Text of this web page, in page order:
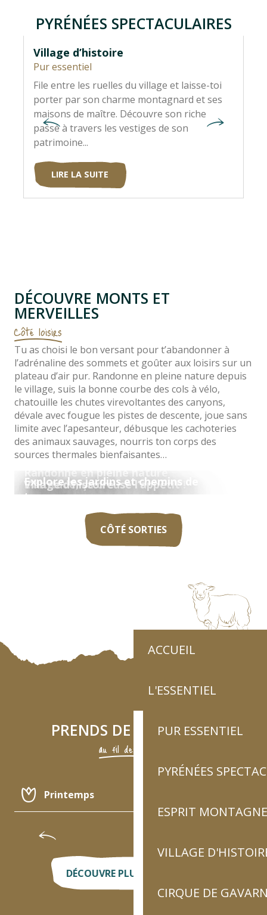
ACCUEIL
L'ESSENTIEL
PUR ESSENTIEL
PYRÉNÉES
ESPRIT MONTAGNE
VILLAGE
CIRQUE DE
PYRÉNÉES SPECTACULAIRES
Village d’histoire
Pur essentiel
File entre les ruelles du village et laisse-toi
porter par son charme montagnard et ses
maisons de maître. Découvre son riche
passé à travers les vestiges de son
patrimoine...
LIRE LA SUITE
DÉCOUVRE MONTS ET
MERVEILLES
Côté loisirs
Tu as choisi le bon versant pour t’abandonner à
l’adrénaline des sommets et goûter aux loisirs sur un
plateau d’air pur. Randonne en pleine nature depuis
le village, suis la bonne courbe des cols à vélo,
chatouille les chutes virevoltantes des canyons,
dévale avec fougue les pistes de descente, joue sans
limite avec l’apesanteur, débusque les cachoteries
des animaux sauvages, nourris ton corps des
sources thermales bienfaisantes…
Randonne en pleine nature
L’altitude, ça creuse l’appétit !
Village d’histoire
Explore les jardins et chemins de
traverse
CÔTÉ SORTIES
PRENDS DE L’ALTITUDE
au fil des saisons
Printemps
Été
Automne
Col du Tourmalet, lacets de l’Ardiden
DÉCOUVRE PLUS D’ACTIVITÉS